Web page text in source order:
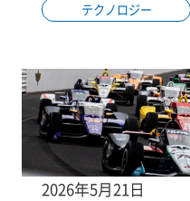
テクノロジー
2026年5月21日